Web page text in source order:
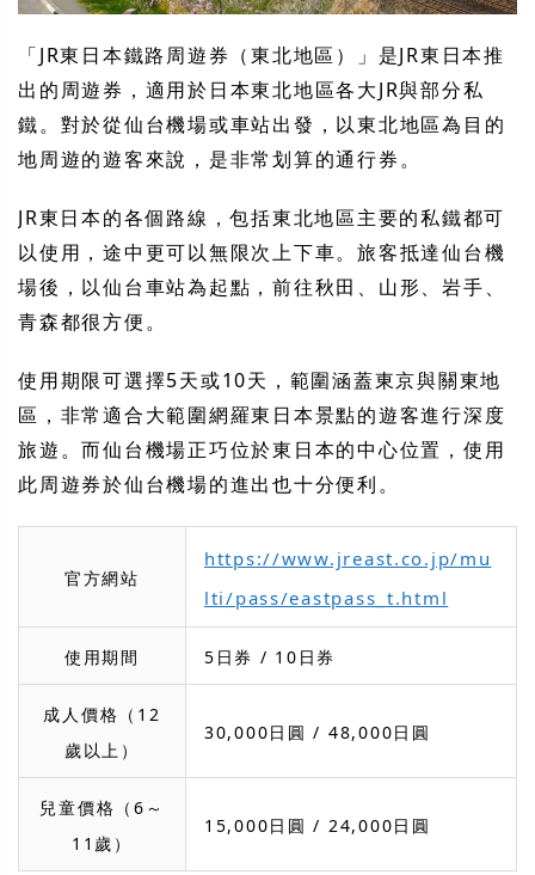
「JR東日本鐵路周遊券（東北地區）」是JR東日本推
出的周遊券，適用於日本東北地區各大JR與部分私
鐵。對於從仙台機場或車站出發，以東北地區為目的
地周遊的遊客來說，是非常划算的通行券。
JR東日本的各個路線，包括東北地區主要的私鐵都可
以使用，途中更可以無限次上下車。旅客抵達仙台機
場後，以仙台車站為起點，前往秋田、山形、岩手、
青森都很方便。
使用期限可選擇5天或10天，範圍涵蓋東京與關東地
區，非常適合大範圍網羅東日本景點的遊客進行深度
旅遊。而仙台機場正巧位於東日本的中心位置，使用
此周遊券於仙台機場的進出也十分便利。
官方網站
https://www.jreast.co.jp/mu
lti/pass/eastpass_t.html
使用期間 5日券 / 10日券
成人價格（12
歲以上）
30,000日圓 / 48,000日圓
兒童價格（6～
11歲）
15,000日圓 / 24,000日圓